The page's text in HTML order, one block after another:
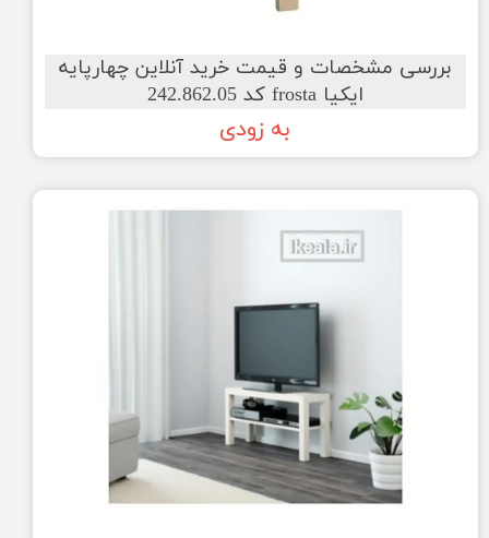
بررسی مشخصات و قیمت خرید آنلاین چهارپایه
ایکیا frosta کد 242.862.05
به زودی